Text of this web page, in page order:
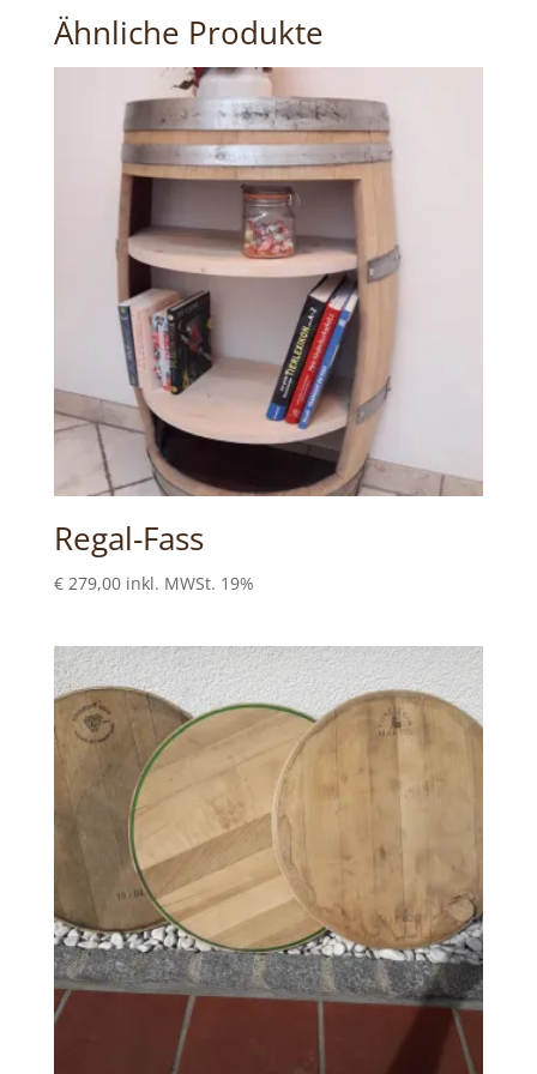
Ähnliche Produkte
Regal-Fass
€ 279,00 inkl. MWSt. 19%